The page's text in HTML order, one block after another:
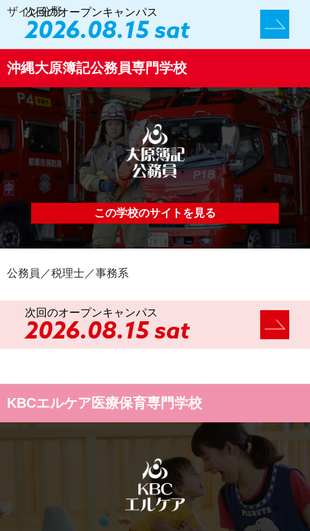
ザイン分野
次回のオープンキャンパス
2026.08.15 sat
沖縄大原簿記公務員専門学校
この学校のサイトを見る
公務員／税理士／事務系
次回のオープンキャンパス
2026.08.15 sat
KBCエルケア医療保育専門学校